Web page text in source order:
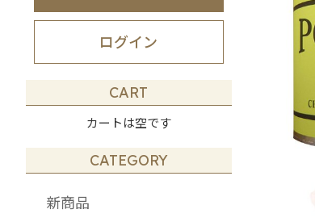
養生
その他・DIY・
メンテナンス商品
ログイン
CART
カートは空です
CATEGORY
新商品